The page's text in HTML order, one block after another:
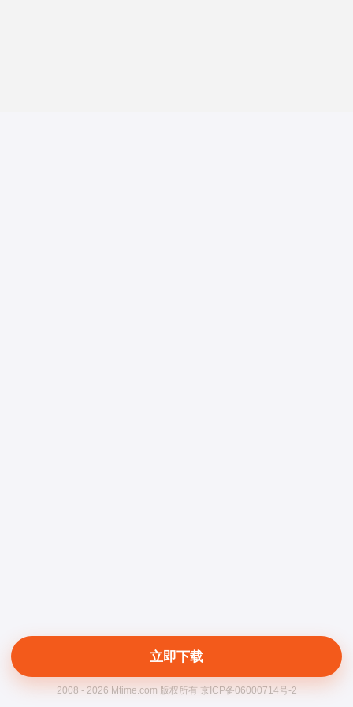
立即下载
2008 - 2026 Mtime.com 版权所有 京ICP备06000714号-2